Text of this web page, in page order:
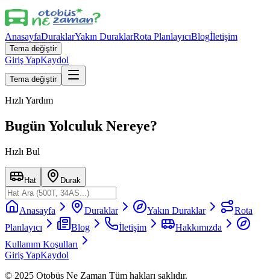
AnasayfaDuraklarYakın DuraklarRota PlanlayıcıBlogİletişim
Tema değiştir
Giriş YapKaydol
Tema değiştir
Hızlı Yardım
Bugün Yolculuk Nereye?
Hızlı Bul
Hat Durak
Anasayfa Duraklar Yakın Duraklar
Rota
Planlayıcı
Blog İletişim
Hakkımızda
Kullanım Koşulları
Giriş YapKaydol
© 2025 Otobüs Ne Zaman Tüm hakları saklıdır.